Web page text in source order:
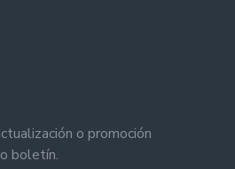
o promoción
boletín.